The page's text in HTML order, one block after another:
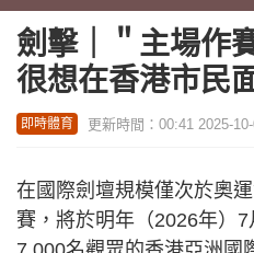
劍擊｜＂主場作
很想在香港市民
即時體育 更新時間：00:41 2025-
在國際劍壇規模僅次於奧
賽，將於明年（2026年）